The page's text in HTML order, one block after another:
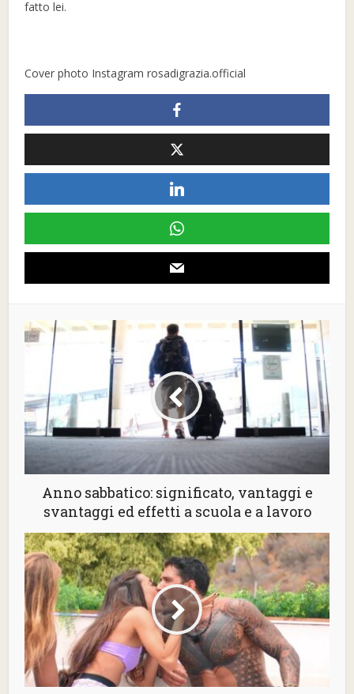
fatto lei.
Cover photo Instagram rosadigrazia.official
Anno sabbatico: significato, vantaggi e
svantaggi ed effetti a scuola e a lavoro